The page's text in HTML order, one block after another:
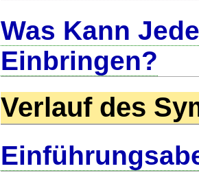
Was Kann
Einbringen?
Verlauf des